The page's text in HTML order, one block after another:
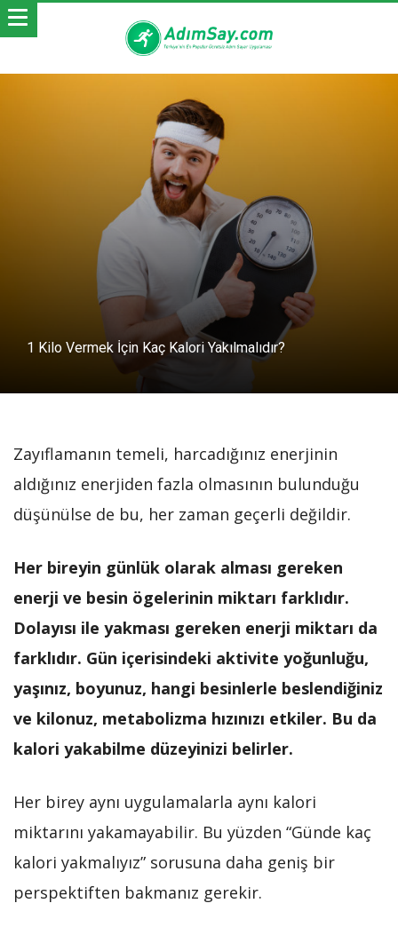
1 Kilo Vermek İçin Kaç Kalori Yakılmalıdır?
Zayıflamanın temeli, harcadığınız enerjinin
aldığınız enerjiden fazla olmasının bulunduğu
düşünülse de bu, her zaman geçerli değildir.
Her bireyin günlük olarak alması gereken
enerji ve besin ögelerinin miktarı farklıdır.
Dolayısı ile yakması gereken enerji miktarı da
farklıdır. Gün içerisindeki aktivite yoğunluğu,
yaşınız, boyunuz, hangi besinlerle beslendiğiniz
ve kilonuz, metabolizma hızınızı etkiler. Bu da
kalori yakabilme düzeyinizi belirler.
Her birey aynı uygulamalarla aynı kalori
miktarını yakamayabilir. Bu yüzden “Günde kaç
kalori yakmalıyız” sorusuna daha geniş bir
perspektiften bakmanız gerekir.